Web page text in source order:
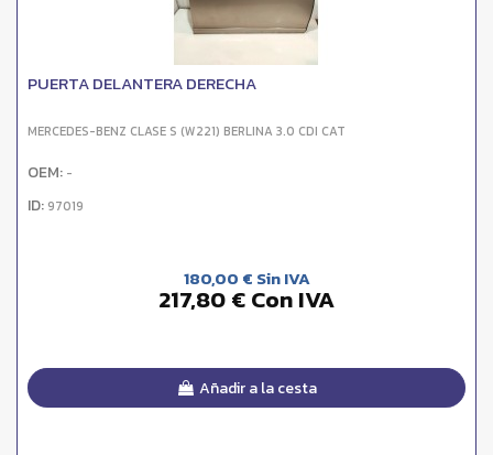
PUERTA DELANTERA DERECHA
MERCEDES-BENZ CLASE S (W221) BERLINA 3.0 CDI CAT
OEM: -
ID: 97019
180,00 € Sin IVA
217,80 € Con IVA
Añadir a la cesta